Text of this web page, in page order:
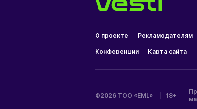
О проекте Рекламодателям
Конференции Карта сайта
©2026 ТОО «EML» 18+